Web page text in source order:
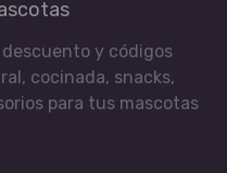
y códigos
cocinada, snacks,
para tus mascotas